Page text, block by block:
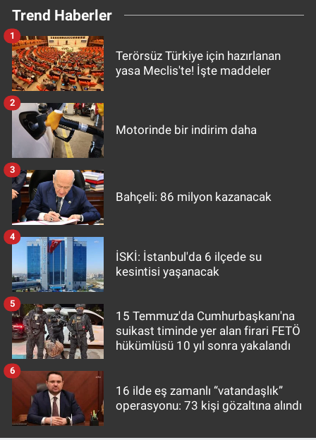
Trend Haberler
Terörsüz Türkiye için hazırlanan
yasa Meclis'te! İşte maddeler
1
Motorinde bir indirim daha
2
Bahçeli: 86 milyon kazanacak
3
İSKİ: İstanbul'da 6 ilçede su
kesintisi yaşanacak
4
15 Temmuz'da Cumhurbaşkanı'na
suikast timinde yer alan firari FETÖ
hükümlüsü 10 yıl sonra yakalandı
5
16 ilde eş zamanlı “vatandaşlık”
operasyonu: 73 kişi gözaltına alındı
6